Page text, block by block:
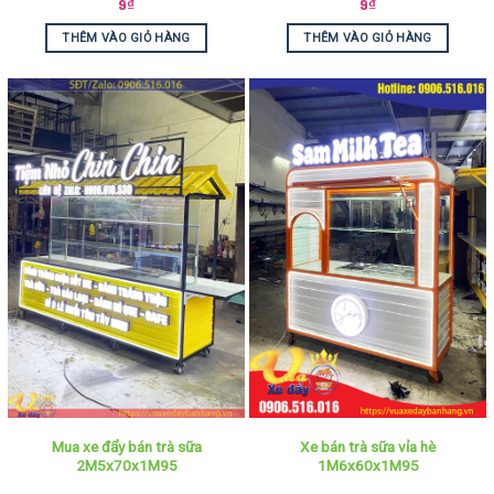
9₫
THÊM VÀO GIỎ HÀNG
9₫
THÊM VÀO GIỎ HÀNG
Mua xe đẩy bán trà sữa
2M5x70x1M95
Xe bán trà sữa vỉa hè
1M6x60x1M95